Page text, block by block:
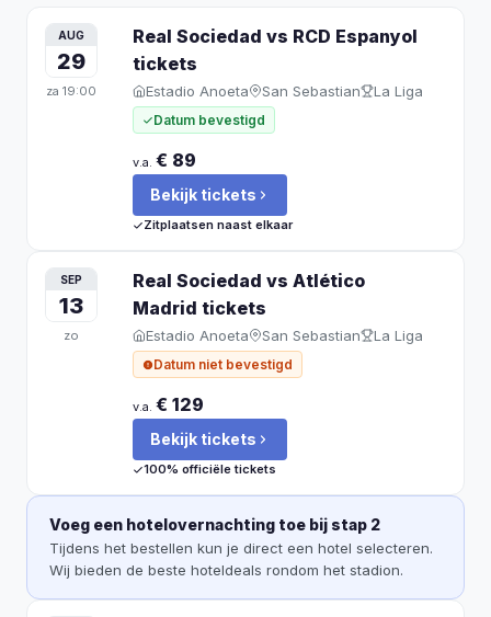
AUG
29
za 19:00
Real Sociedad vs RCD Espanyol
tickets
Estadio Anoeta San Sebastian La Liga
Datum bevestigd
v.a. € 89
Bekijk tickets
Zitplaatsen naast elkaar
SEP
13
zo
Real Sociedad vs Atlético
Madrid tickets
Estadio Anoeta San Sebastian La Liga
Datum niet bevestigd
v.a. € 129
Bekijk tickets
100% officiële tickets
Voeg een hotelovernachting toe bij stap 2
Tijdens het bestellen kun je direct een hotel selecteren.
Wij bieden de beste hoteldeals rondom het stadion.